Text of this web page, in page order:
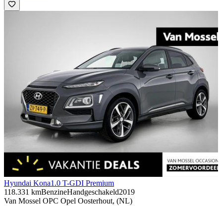
Hyundai Kona1.0 T-GDI Premium
118.331 kmBenzineHandgeschakeld2019
Van Mossel OPC Opel Oosterhout, (NL)